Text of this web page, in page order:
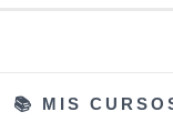
📚 MIS